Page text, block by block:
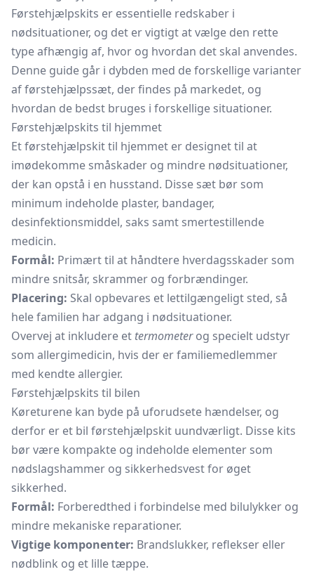
Førstehjælpskits er essentielle redskaber i
nødsituationer, og det er vigtigt at vælge den rette
type afhængig af, hvor og hvordan det skal anvendes.
Denne guide går i dybden med de forskellige varianter
afførstehjælpssæt, der findes på markedet, og
hvordan de bedst bruges i forskellige situationer.
Førstehjælpskits til hjemmet
Et førstehjælpskit til hjemmet er designet til at
imødekomme småskader og mindre nødsituationer,
der kan opstå i en husstand. Disse sæt bør som
minimum indeholde plaster, bandager,
desinfektionsmiddel, saks samt smertestillende
medicin.
Formål: Primært til at håndtere hverdagsskader som
mindre snitsår, skrammer og forbrændinger.
Placering: Skal opbevares et lettilgængeligt sted, så
hele familien har adgang i nødsituationer.
Overvej at inkludere et termometerog specielt udstyr
som allergimedicin, hvis der er familiemedlemmer
med kendte allergier.
Førstehjælpskits til bilen
Køreturene kan byde på uforudsete hændelser, og
derfor er et bil førstehjælpskit uundværligt. Disse kits
bør være kompakte og indeholde elementer som
nødslagshammer og sikkerhedsvest for øget
sikkerhed.
Formål: Forberedthed i forbindelse med bilulykker og
mindre mekaniske reparationer.
Vigtige komponenter: Brandslukker, reflekser eller
nødblink og et lille tæppe.